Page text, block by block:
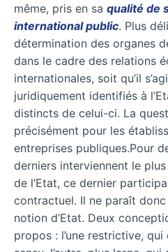
même, pris en sa qualité de
international public. Plus
détermination des organes
dans le cadre des relations
internationales, soit qu’il
juridiquement identifiés à
distincts de celui-ci. La
précisément pour les
entreprises publiques.Pour
derniers interviennent le
de l’Etat, ce dernier
contractuel. Il ne paraît
notion d’Etat. Deux
propos : l’une restrictive,